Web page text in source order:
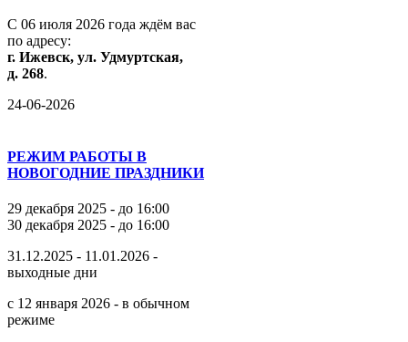
С 06 июля 2026 года ждём вас
по адресу:
г. Ижевск, ул. Удмуртская,
д. 268.
24-06-2026
РЕЖИМ РАБОТЫ В
НОВОГОДНИЕ ПРАЗДНИКИ
29 декабря 2025 - до 16:00
30 декабря 2025 - до 16:00
31.12.2025 - 11.01.2026 -
выходные дни
с 12 января 2026 - в обычном
режиме